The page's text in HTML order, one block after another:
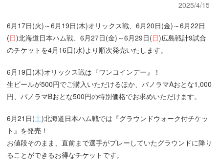
2025/4/15
6月17日(火)～6月19日(木)オリックス戦、6月20日(金)～6月22日
(日)北海道日本ハム戦、6月27日(金)～6月29日(日)広島戦計9試合
のチケットを4月16日(水)より順次発売いたします。
6月19日(木)オリックス戦は『ワンコインデー』！
生ビールが500円でご購入いただけるほか、パノラマAおとな1,000
円、パノラマBおとな500円の特別価格でお求めいただけます。
6月21日(土)北海道日本ハム戦では『グラウンドウォーク付チケッ
ト』を発売！
お値段そのまま、直前まで選手がプレーしていたグラウンドに降り
ることができるお得なチケットです。